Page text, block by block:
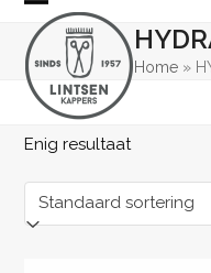
Skip
content
Open
mobile
menu
Close
mobile
menu
Home »
Enig resultaat